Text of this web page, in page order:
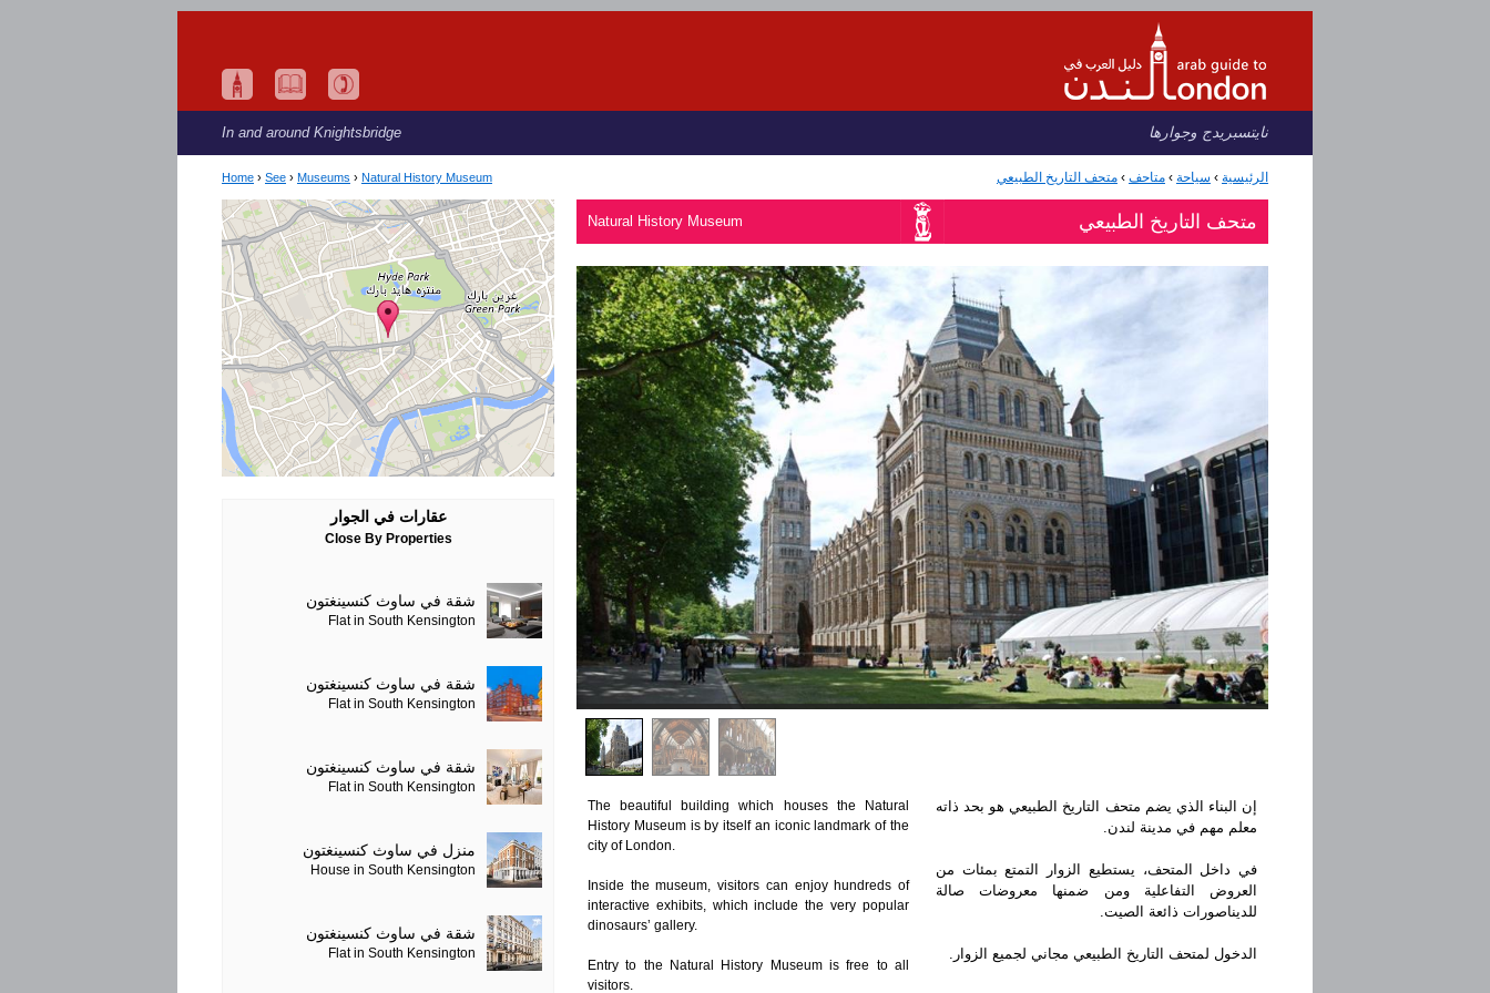
نايتسبريدج وجوارها In and around Knightsbridge
الرئيسية › سياحة › متاحف › متحف التاريخ الطبيعي Home › See › Museums › Natural History Museum
عقارات في الجوار
Close By Properties
شقة في ساوث كنسينغتون
Flat in South Kensington
شقة في ساوث كنسينغتون
Flat in South Kensington
شقة في ساوث كنسينغتون
Flat in South Kensington
منزل في ساوث كنسينغتون
House in South Kensington
شقة في ساوث كنسينغتون
Flat in South Kensington
متحف التاريخ الطبيعي Natural History Museum
إن البناء الذي يضم متحف التاريخ الطبيعي هو بحد ذاته
معلم مهم في مدينة لندن.
في داخل المتحف، يستطيع الزوار التمتع بمئات من
العروض التفاعلية ومن ضمنها معروضات صالة
للديناصورات ذائعة الصيت.
الدخول لمتحف التاريخ الطبيعي مجاني لجميع الزوار.
The beautiful building which houses the Natural
History Museum is by itself an iconic landmark of the
city of London.
Inside the museum, visitors can enjoy hundreds of
interactive exhibits, which include the very popular
dinosaurs’ gallery.
Entry to the Natural History Museum is free to all
visitors.